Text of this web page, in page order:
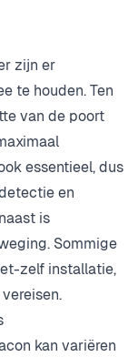
zijn er
te houden. Ten
van de poort
essentieel, dus
en
is
Sommige
zelf installatie,
kan variëren